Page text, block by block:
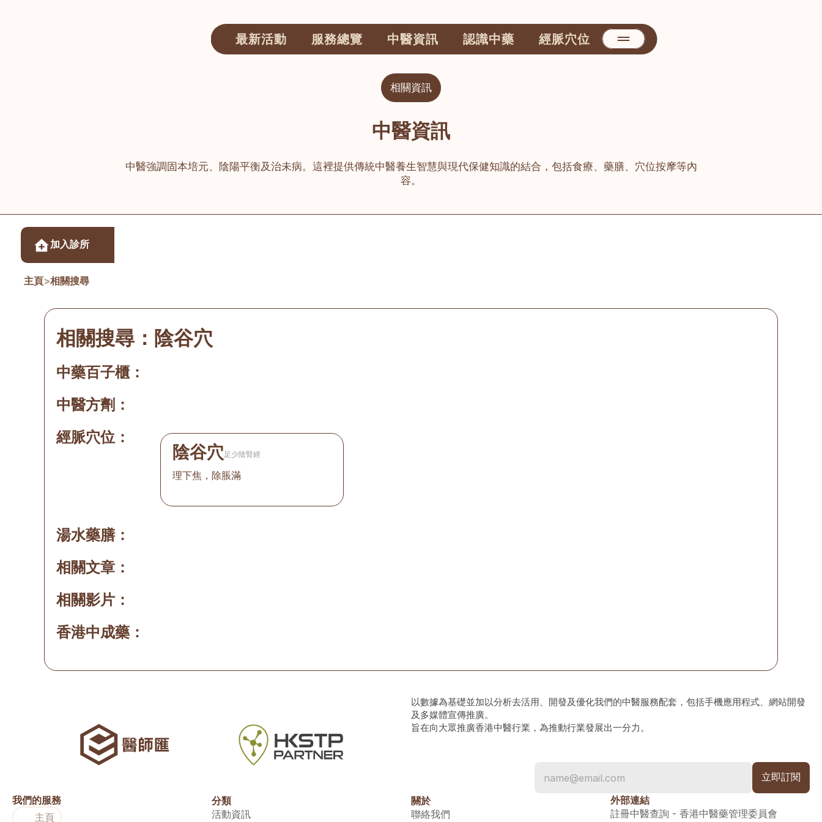
最新活動 服務總覽 中醫資訊 認識中藥 經脈穴位
相關資訊
中醫資訊
中醫強調固本培元、陰陽平衡及治未病。這裡提供傳統中醫養生智慧與現代保健知識的結合，包括食療、藥膳、穴位按摩等內
容。
加入診所
主頁>相關搜尋
相關搜尋： 陰谷穴
中藥百子櫃：
中醫方劑：
經脈穴位：
陰谷穴 足少陰腎經
理下焦，除脹滿
湯水藥膳：
相關文章：
相關影片：
香港中成藥：
以數據為基礎並加以分析去活用、開發及優化我們的中醫服務配套，包括手機應用程式、網站開發
及多媒體宣傳推廣。
旨在向大眾推廣香港中醫行業，為推動行業發展出一分力。
我們的服務
主頁
分類
活動資訊
關於
聯絡我們
外部連結
註冊中醫查詢 - 香港中醫藥管理委員會